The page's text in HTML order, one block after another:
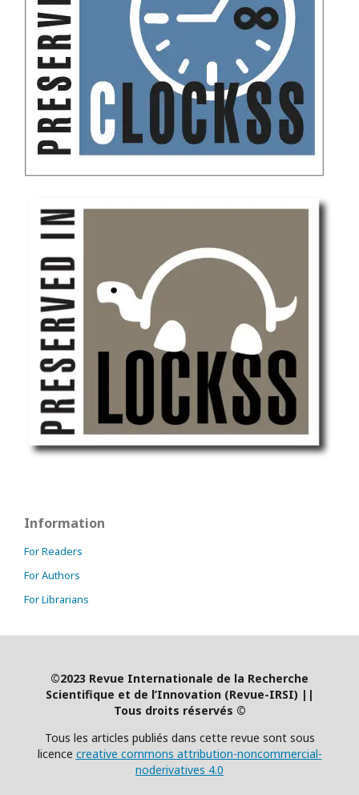
Information
For Readers
For Authors
For Librarians
©2023 Revue Internationale de la Recherche
Scientifique et de l’Innovation (Revue-IRSI) | |
Tous droits réservés ©
Tous les articles publiés dans cette revue sont sous
licence creative commons attribution-noncommercial-
noderivatives 4.0